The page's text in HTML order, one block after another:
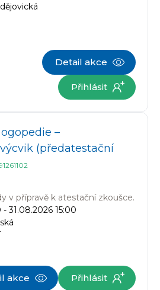
Detail akce
Přihlásit
–
(předatestační
v přípravě k atestační zkoušce.
-31.08.2026 15:00
akce Přihlásit